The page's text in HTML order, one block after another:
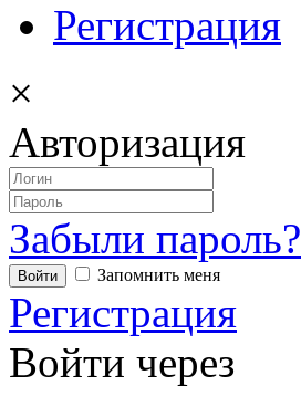
Регистрация
×
Авторизация
Забыли пароль?
Запомнить меня
Регистрация
Войти через